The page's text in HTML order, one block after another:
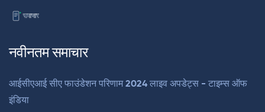
नवीनतम समाचार
आईसीएआई सीए फाउंडेशन परिणाम 2024 लाइव अपडेट्स - टाइम्स ऑफ
इंडिया